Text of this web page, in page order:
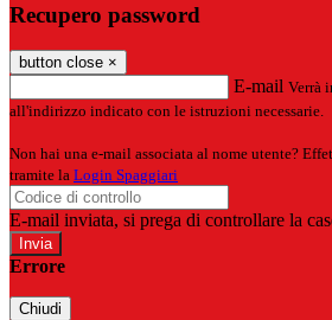
Recupero password
button close ×
E-mail Verrà
all'indirizzo indicato con le istruzioni necessarie.
Non hai una e-mail associata al nome utente?
tramite la Login Spaggiari
E-mail inviata, si prega di controllare la
Errore
Chiudi